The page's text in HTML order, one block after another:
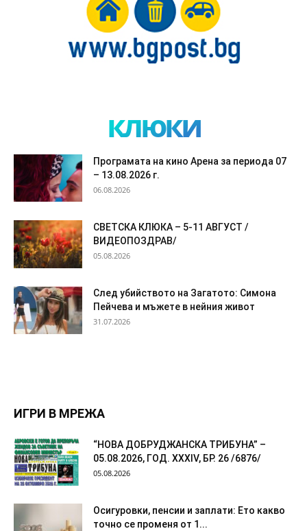
клюки
Програмата на кино Арена за периода 07
– 13.08.2026 г.
06.08.2026
СВЕТСКА КЛЮКА – 5-11 АВГУСТ /
ВИДЕОПОЗДРАВ/
05.08.2026
След убийството на Загатото: Симона
Пейчева и мъжете в нейния живот
31.07.2026
ИГРИ В МРЕЖА
“НОВА ДОБРУДЖАНСКА ТРИБУНА” –
05.08.2026, ГОД. XXХIV, БР. 26 /6876/
05.08.2026
Осигуровки, пенсии и заплати: Ето какво
точно се променя от 1...